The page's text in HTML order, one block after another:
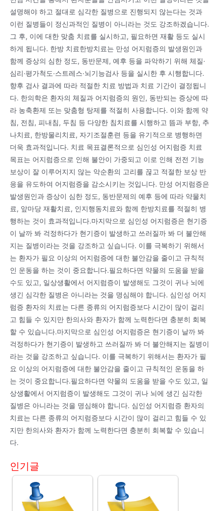
설명해야 하고 절대로 심각한 질병으로 진행되지 않는다는 것과
이런 질병들이 정신과적인 질병이 아니라는 것도 강조하겠습니다.
그 후, 이에 대한 맞춤 치료를 실시하고, 필요하면 재활 등도 실시
하게 됩니다. 한방 치료한방치료는 만성 어지럼증의 발생원인과
함께 증상의 심한 정도, 동반문제, 예후 등을 파악하기 위해 체질·
심리·평가척도·스트레스·뇌기능검사 등을 실시한 후 시행합니다.
향후 검사 결과에 따라 적절한 치료 방법과 치료 기간이 결정됩니
다. 한의학은 환자의 체질과 어지럼증의 원인, 동반되는 증상에 따
라 농축환제 또는 맞춤형 탕제를 적절히 사용합니다. 이와 함께 약
침, 전침, 피내침, 두침 등 다양한 침치료를 시행하고 뜸과 부항, 추
나치료, 한방물리치료, 자기조절훈련 등을 유기적으로 병행하면
더욱 효과적입니다. 치료 목표결론적으로 심인성 어지럼증 치료
목표는 어지럼증으로 인해 불안이 가중되고 이로 인해 전전 기능
보상이 잘 이루어지지 않는 악순환의 고리를 끊고 적절한 보상 반
응을 유도하여 어지럼증을 감소시키는 것입니다. 만성 어지럼증은
발생원인과 증상이 심한 정도, 동반문제의 예후 등에 따라 약물치
료, 앞마당 재활치료, 인지행동치료와 함께 한방치료를 적절히 병
행하는 것이 효과적입니다.마지막으로 심인성 어지럼증은 현기증
이 날까 봐 걱정하다가 현기증이 발생하고 쓰러질까 봐 더 불안해
지는 질병이라는 것을 강조하고 싶습니다. 이를 극복하기 위해서
는 환자가 필요 이상의 어지럼증에 대한 불안감을 줄이고 규칙적
인 운동을 하는 것이 중요합니다.필요하다면 약물의 도움을 받을
수도 있고, 일상생활에서 어지럼증이 발생해도 그것이 귀나 뇌에
생긴 심각한 질병은 아니라는 것을 명심해야 합니다. 심인성 어지
럼증 환자의 치료는 다른 종류의 어지럼증보다 시간이 많이 걸리
고 힘들 수 있지만 한의사와 환자가 함께 노력한다면 충분히 회복
할 수 있습니다.마지막으로 심인성 어지럼증은 현기증이 날까 봐
걱정하다가 현기증이 발생하고 쓰러질까 봐 더 불안해지는 질병이
라는 것을 강조하고 싶습니다. 이를 극복하기 위해서는 환자가 필
요 이상의 어지럼증에 대한 불안감을 줄이고 규칙적인 운동을 하
는 것이 중요합니다.필요하다면 약물의 도움을 받을 수도 있고, 일
상생활에서 어지럼증이 발생해도 그것이 귀나 뇌에 생긴 심각한
질병은 아니라는 것을 명심해야 합니다. 심인성 어지럼증 환자의
치료는 다른 종류의 어지럼증보다 시간이 많이 걸리고 힘들 수 있
지만 한의사와 환자가 함께 노력한다면 충분히 회복할 수 있습니
다.
인기글